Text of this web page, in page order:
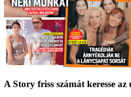
A Story friss számát keresse